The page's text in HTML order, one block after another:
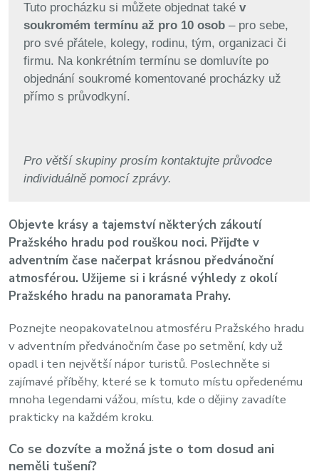
Tuto procházku si můžete objednat takév
soukromém termínu až pro 10 osob – pro sebe,
pro své přátele, kolegy, rodinu, tým, organizaci či
firmu. Na konkrétním termínu se domluvíte po
objednání soukromé komentované procházky už
přímo s průvodkyní.
Pro větší skupiny prosím kontaktujte průvodce
individuálně pomocí zprávy.
Objevte krásy a tajemství některých zákoutí
Pražského hradu pod rouškou noci. Přijďte v
adventním čase načerpat krásnou předvánoční
atmosférou. Užijeme si i krásné výhledy z okolí
Pražského hradu na panoramata Prahy.
Poznejte neopakovatelnou atmosféru Pražského hradu
v adventním předvánočním čase po setmění, kdy už
opadl i ten největší nápor turistů. Poslechněte si
zajímavé příběhy, které se k tomuto místu opředenému
mnoha legendami vážou, místu, kde o dějiny zavadíte
prakticky na každém kroku.
Co se dozvíte a možná jste o tom dosud ani
neměli tušení?